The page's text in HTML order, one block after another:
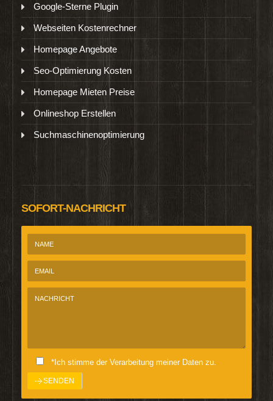
Google-Sterne Plugin
Webseiten Kostenrechner
Homepage Angebote
Seo-Optimierung Kosten
Homepage Mieten Preise
Onlineshop Erstellen
Suchmaschinenoptimierung
SOFORT-NACHRICHT
*Ich stimme der Verarbeitung meiner Daten zu.